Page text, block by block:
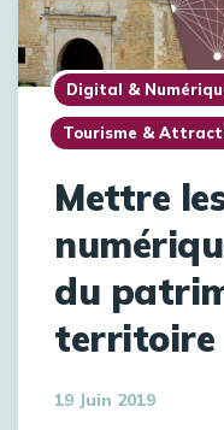
Digital &
Tourisme &
Mettre
du
territoire
19 Juin 2019